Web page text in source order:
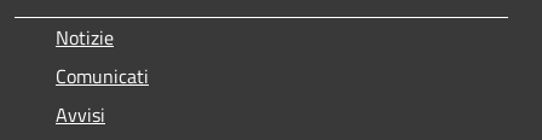
Notizie
Comunicati
Avvisi